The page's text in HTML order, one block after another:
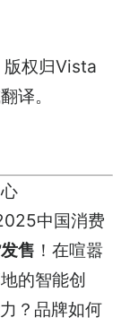
权归Vista
译。
中国消费
售 ！在喧嚣
的智能创
？品牌如何